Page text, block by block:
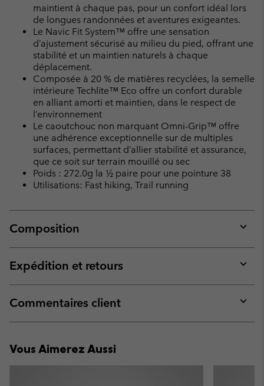
maintient à chaque pas, pour un confort idéal lors
de longues randonnées et aventures exigeantes.
Le Navic Fit System™ offre une sensation
d’ajustement sécurisé au milieu du pied, offrant une
stabilité et un maintien naturels à chaque
déplacement.
Composée à 20 % de matières recyclées, la semelle
intérieure Techlite™ Eco offre un confort durable
en alliant amorti et maintien, dans le respect de
l’environnement
Le caoutchouc non marquant Omni-Grip™ offre
une adhérence exceptionnelle sur de multiples
surfaces, permettant d’allier stabilité et assurance,
que ce soit sur terrain mouillé ou sec
Poids : 272.0g la ½ paire pour une pointure 38
Utilisations: Fast hiking, Trail running
Composition
or
Expédition et retours
or
Commentaires client
or
Vous Aimerez Aussi